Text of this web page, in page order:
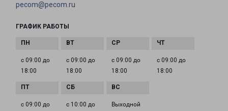
pecom@pecom.ru
ГРАФИК РАБОТЫ
с 09:00 до
18:00
с 09:00 до
18:00
с 09:00 до
18:00
с 09:00 до
18:00
с 09:00 до
с 10:00 до
Выходной